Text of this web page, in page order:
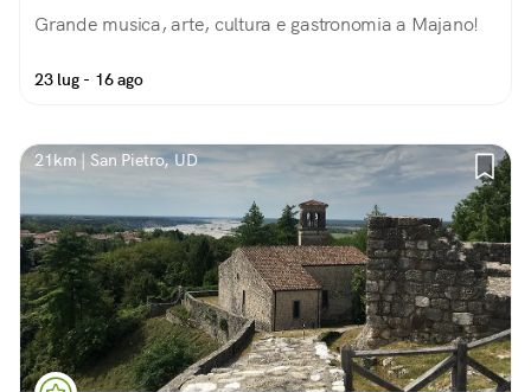
Grande musica, arte, cultura e gastronomia a Majano!
23 lug - 16 ago
21km | San Pietro, UD